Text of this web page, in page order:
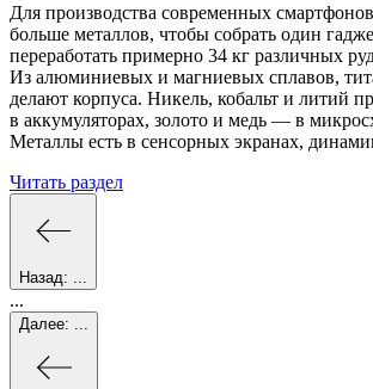
Для производства современных смартфонов
больше металлов, чтобы собрать один
переработать примерно 34 кг различных
Из алюминиевых и магниевых сплавов,
делают корпуса. Никель, кобальт и литий
в аккумуляторах, золото и медь — в
Металлы есть в сенсорных экранах,
Читать раздел
Назад:
...
Далее: